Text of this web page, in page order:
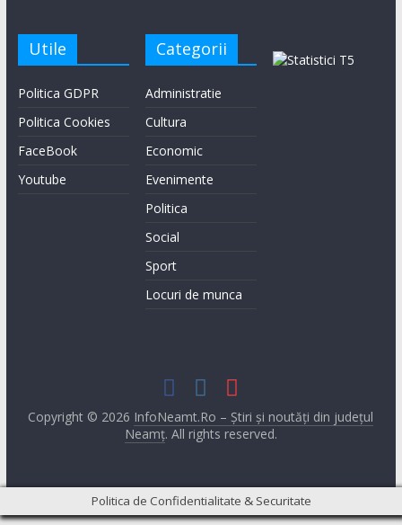
Utile
Politica GDPR
Politica Cookies
FaceBook
Youtube
Categorii
Administratie
Cultura
Economic
Evenimente
Politica
Social
Sport
Locuri de munca
Copyright © 2026 InfoNeamt.Ro – Știri și noutăți din județul
Neamț. All rights reserved.
Politica de Confidentialitate & Securitate